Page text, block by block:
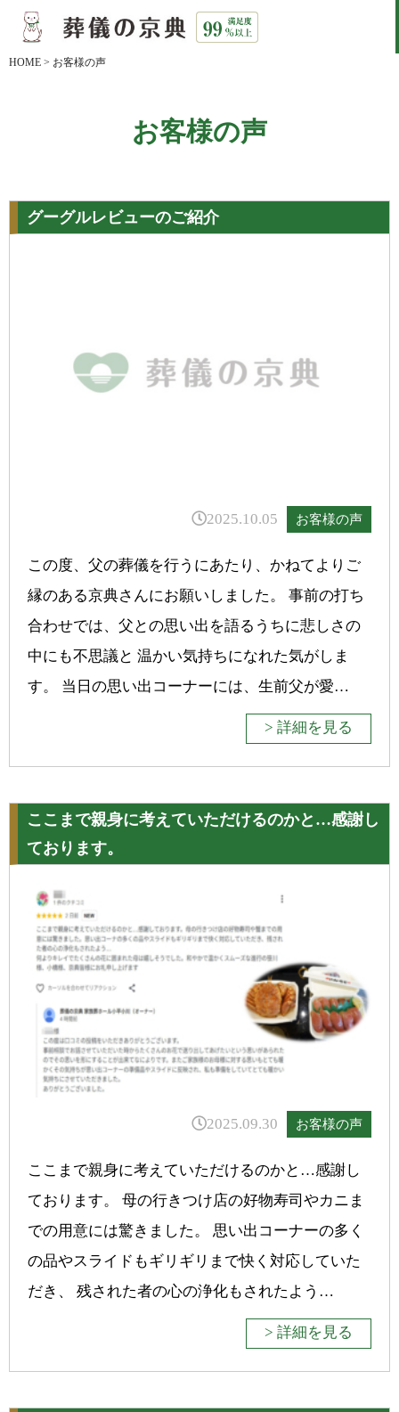
HOME > お客様の声
お客様の声
グーグルレビューのご紹介
2025.10.05 お客様の声
この度、父の葬儀を行うにあたり、かねてよりご
縁のある京典さんにお願いしました。 事前の打ち
合わせでは、父との思い出を語るうちに悲しさの
中にも不思議と 温かい気持ちになれた気がしま
す。 当日の思い出コーナーには、生前父が愛…
> 詳細を見る
ここまで親身に考えていただけるのかと…感謝し
ております。
2025.09.30 お客様の声
ここまで親身に考えていただけるのかと…感謝し
ております。 母の行きつけ店の好物寿司やカニま
での用意には驚きました。 思い出コーナーの多く
の品やスライドもギリギリまで快く対応していた
だき、 残された者の心の浄化もされたよう…
> 詳細を見る